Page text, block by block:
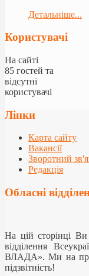
Детальніше...
Користувачі
На сайті
85 гостей та
відсутні
користувачі
Лінки
Карта сайту
Вакансії
Зворотний
Редакція
Обласні
На цій сторінці
відділення
ВЛАДА». Ми на
підзвітність!